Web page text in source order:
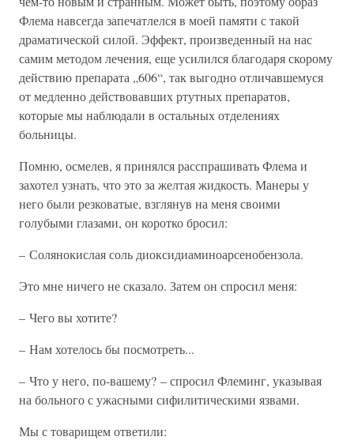
Флема навсегда запечатлелся в моей памяти с такой
драматической силой. Эффект, произведенный на нас
самим методом лечения, еще усилился благодаря скорому
действию препарата „606“, так выгодно отличавшемуся
от медленно действовавших ртутных препаратов,
которые мы наблюдали в остальных отделениях
больницы.
Помню, осмелев, я принялся расспрашивать Флема и
захотел узнать, что это за желтая жидкость. Манеры у
него были резковатые, взглянув на меня своими
голубыми глазами, он коротко бросил:
– Солянокислая соль диоксидиаминоарсенобензола.
Это мне ничего не сказало. Затем он спросил меня:
– Чего вы хотите?
– Нам хотелось бы посмотреть...
– Что у него, по-вашему? – спросил Флеминг, указывая
на больного с ужасными сифилитическими язвами.
Мы с товарищем ответили: